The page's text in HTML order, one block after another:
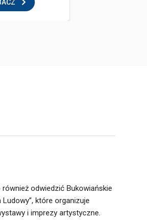
odwiedzić Bukowiańskie
które organizuje
i imprezy artystyczne.